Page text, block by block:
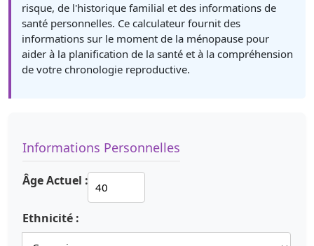
risque, de l'historique familial et des informations de
santé personnelles. Ce calculateur fournit des
informations sur le moment de la ménopause pour
aider à la planification de la santé et à la compréhension
de votre chronologie reproductive.
Informations Personnelles
Âge Actuel :
Ethnicité :